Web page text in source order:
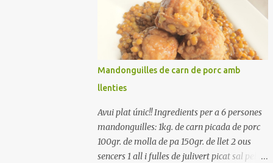
Renteu els pebrots i talleu-los a trossets.
Renteu les tomates i talleu-les a octaus.
Talleu les olives a rodanxes. Una hora abans
de portar a la taula, poseu els cigrons, ben
escorreguts, en un bol, amb la resta
d'ingredients: les tomates, el pebrot, la ceba,
(escorreguda), les olives i la tonyina
esmicolada. Amaniu amb sal i oli... bon
profit!!
Mandonguilles de carn de porc amb
llenties
Avui plat únic!! Ingredients per a 6 persones
mandonguilles: 1kg. de carn picada de porc
100gr. de molla de pa 150gr. de llet 2 ous
sencers 1 all i fulles de julivert picat sal pebre